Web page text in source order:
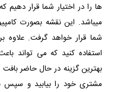
میباشد. این نقشه بصورت
شما قرار خواهد گرفت. علاوه
استفاده کنید که می تواند
بهترین گزینه در حال حاضر
مشتری خود را بیابید و سپس